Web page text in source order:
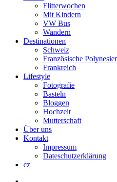
Flitterwochen
Mit Kindern
VW Bus
Wandern
Destinationen
Schweiz
Französische
Frankreich
Lifestyle
Fotografie
Basteln
Bloggen
Hochzeit
Mutterschaft
Über uns
Kontakt
Impressum
Dateschutzerklärung
cz